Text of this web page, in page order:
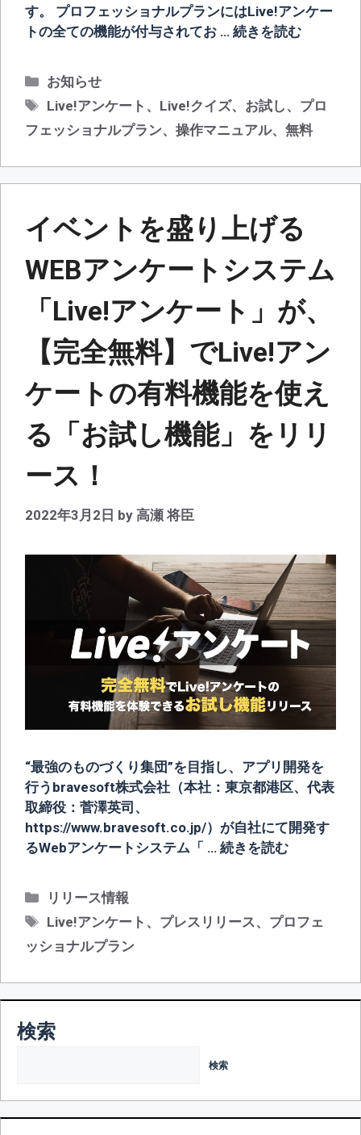
す。 プロフェッショナルプランにはLive!アンケー
トの全ての機能が付与されてお … 続きを読む
カ
テ
リ
お知らせ
タ
Live!アンケート 、 Live!クイズ、 お試し、 プロ
フェッショナルプラン、 操作マニュアル、 無料
イベントを盛り上げる
WEBアンケートシステム
「Live!アンケート」が、
【完全無料】でLive!アン
ケートの有料機能を使え
る「お試し機能」をリリ
ース！
2022年3月2日 by 高瀬 将臣
“最強のものづくり集団”を目指し、アプリ開発を
行うbravesoft株式会社（本社：東京都港区、代表
取締役：菅澤英司、
https://www.bravesoft.co.jp/）が自社にて開発す
るWebアンケートシステム「 … 続きを読む
カ
テ
リ
リリース情報
タ
Live!アンケート 、 プレスリリース、 プロフェ
ッショナルプラン
検索
検索